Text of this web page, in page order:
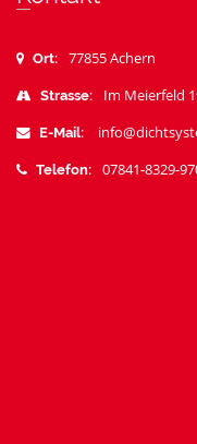
Ort: 77855 Achern
Strasse: Im Meierfeld
E-Mail:
Telefon: 07841-8329-